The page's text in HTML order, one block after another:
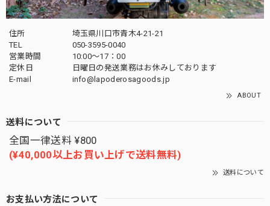
住所
埼玉県川口市青木4-21-21
TEL
050-3595-0040
営業時間
10:00〜17：00
定休日
日曜日の発送業務はお休みしております
E-mail
info@lapoderosagoods.jp
ABOUT
送料について
全国一律送料 ¥800
(¥40,000以上お買い上げで送料無料)
送料について
お支払い方法について